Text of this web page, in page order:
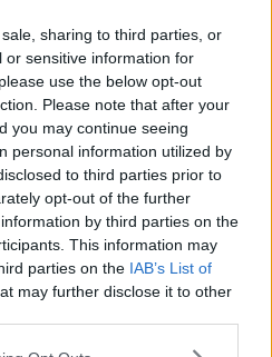
sharing to third parties, or
or sensitive information for
use the below opt-out
Please note that after your
you may continue seeing
personal information utilized by
to third parties prior to
opt-out of the further
by third parties on the
This information may
parties on the IAB’s List of
may further disclose it to other
conviene ad uscire con
da conoscere meglio, con la
un’amicizia. Comunque, tutta la
al tuo favore, dal punto di
che una conoscenza reale e non
di rinnovamento delle tue
di evolverti, anche se la
richiede tempo. A luglio potrai
un nuovo impiego o l’attivitá che
un’attenzione particolare il 22
3 giorni di luglio, quando potrebbe